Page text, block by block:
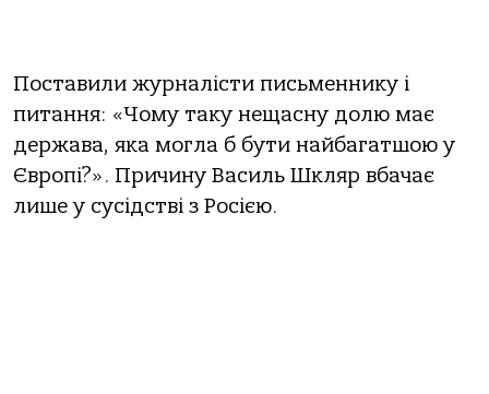
Поставили журналісти письменнику і
питання: «Чому таку нещасну долю має
держава, яка могла б бути найбагатшою у
Європі?». Причину Василь Шкляр вбачає
лише у сусідстві з Росією.